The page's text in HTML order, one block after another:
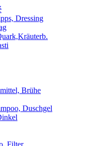
Dressing
Brühe
Duschgel
Filter